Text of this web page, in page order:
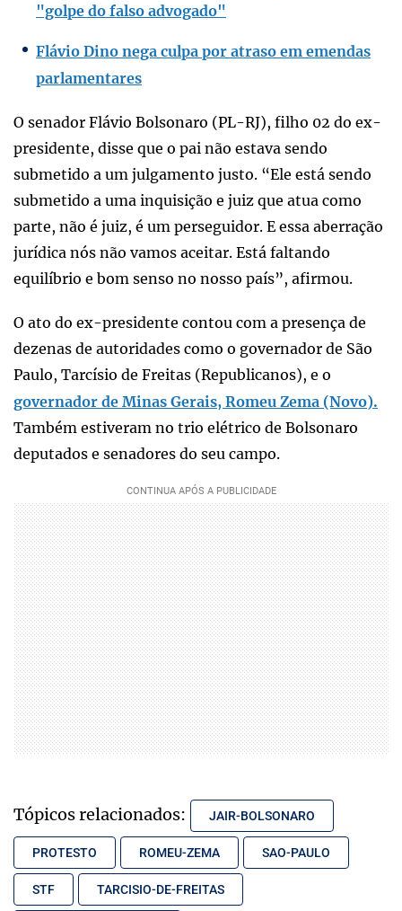
"golpe do falso advogado"
Flávio Dino nega culpa por atraso em emendas
parlamentares
O senador Flávio Bolsonaro (PL-RJ), filho 02 do ex-
presidente, disse que o pai não estava sendo
submetido a um julgamento justo. “Ele está sendo
submetido a uma inquisição e juiz que atua como
parte, não é juiz, é um perseguidor. E essa aberração
jurídica nós não vamos aceitar. Está faltando
equilíbrio e bom senso no nosso país”, afirmou.
O ato do ex-presidente contou com a presença de
dezenas de autoridades como o governador de São
Paulo, Tarcísio de Freitas (Republicanos), e o
governador de Minas Gerais, Romeu Zema (Novo).
Também estiveram no trio elétrico de Bolsonaro
deputados e senadores do seu campo.
Tópicos relacionados: JAIR-BOLSONARO
PROTESTO ROMEU-ZEMA SAO-PAULO
STF TARCISIO-DE-FREITAS